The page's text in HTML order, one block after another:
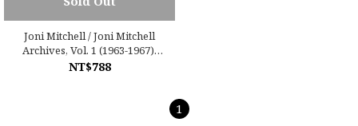
Joni Mitchell / Joni Mitchell
Archives, Vol. 1 (1963-1967):
Highlights
NT$788
1